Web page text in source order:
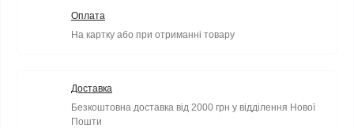
Оплата
На картку або при отриманні товару
Доставка
Безкоштовна доставка від 2000 грн у відділення Нової
Пошти